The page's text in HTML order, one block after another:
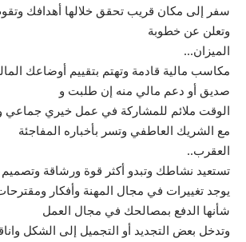
سفر إلى مكان قريب تحقق خلالها أهدافك
وتعلن عن خطوبة
الميزان…
مكاسب مالية قادمة وتهتم بتقييم أوضاعك
صديق أو دعم مالي منه إن طلبت و
الوقت ملائم للمشاركة في عمل خيري جماعي
مع الشريك العاطفي وتسر بأخباره المفاجئة
العقرب..
تستعيد نشاطك وتبدو أكثر قوة ورشاقة
يوجد تغييرات في مجال المهنة وأفكار
شأنها الدفع بمصالحك في مجال العمل
وتدخل بعض التجديد أو التجميل إلى الشكل